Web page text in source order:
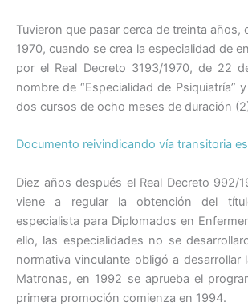
Tuvieron que pasar cerca de treinta años,
1970, cuando se crea la especialidad de
por el Real Decreto 3193/1970, de 22
nombre de “Especialidad de Psiquiatría”
dos cursos de ocho meses de duración
Documento reivindicando vía transitoria
Diez años después el Real Decreto 992/
viene a regular la obtención del
especialista para Diplomados en
ello, las especialidades no se
normativa vinculante obligó a desarrollar
Matronas, en 1992 se aprueba el
primera promoción comienza en 1994.